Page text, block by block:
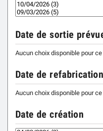
Date de sortie
Aucun choix disponible pour
Date de refabrication
Aucun choix disponible pour
Date de création